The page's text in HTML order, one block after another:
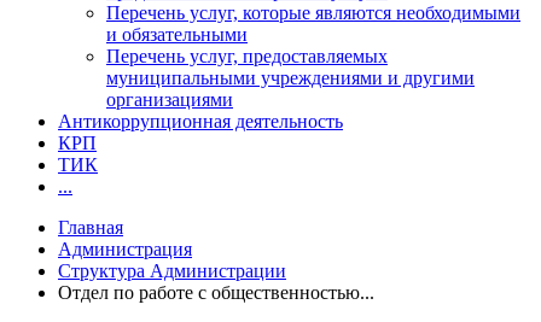
Перечень услуг, которые являются необходимыми
и обязательными
Перечень услуг, предоставляемых
муниципальными учреждениями и другими
организациями
Антикоррупционная деятельность
КРП
ТИК
...
Главная
Администрация
Структура Администрации
Отдел по работе с общественностью...